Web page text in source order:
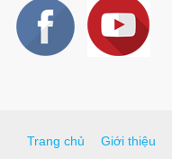
Trang chủ Giới thiệu